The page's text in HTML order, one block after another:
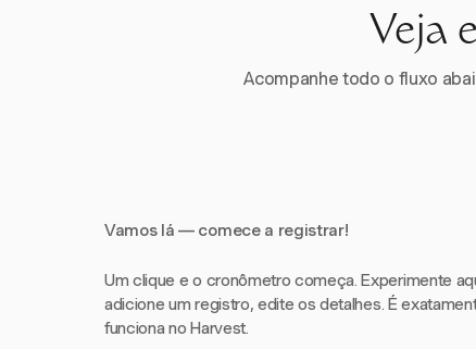
Veja
Acompanhe todo o fluxo
Vamos lá — comece a registrar!
Um clique e o cronômetro começa. Experimente
adicione um registro, edite os detalhes. É
funciona no Harvest.